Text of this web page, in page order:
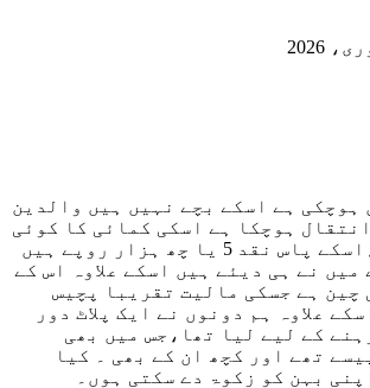
ہوچکی ہے اسکے بچے نہیں ہیں والدین
ہوچکا ہے اسکی کمائی کا کوئی
ذریعہ نہیں ہے ،اسکے پاس نقد 5 یا چھ ہزار روپے ہیں
میں نے ہی دیئے ہیں اسکے علاوہ اس کے
چین ہے جسکی مالیت تقریبا پچیس
علاوہ ہم دونوں نے ایک پلاٹ دور
کے لیے لیا تھا،جس میں بھی
تھے اور کچھ ان کے بھی ۔ کیا
بہن کو زکوۃ دے سکتی ہوں۔